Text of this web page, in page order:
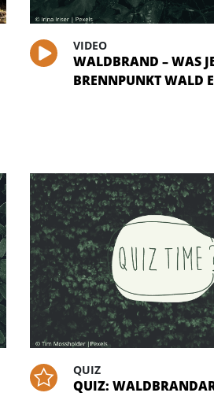
VIDEO
WALDBRAND – WAS
BRENNPUNKT WALD
QUIZ
QUIZ: